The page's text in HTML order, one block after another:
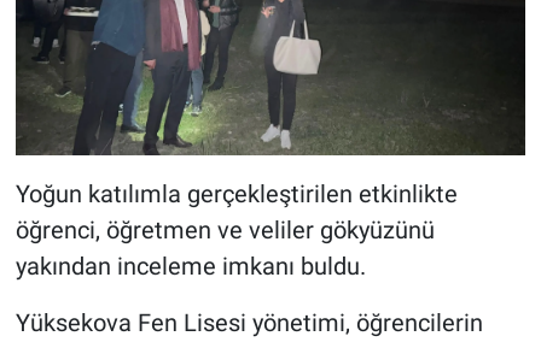
Yoğun katılımla gerçekleştirilen etkinlikte
öğrenci, öğretmen ve veliler gökyüzünü
yakından inceleme imkanı buldu.
Yüksekova Fen Lisesi yönetimi, öğrencilerin